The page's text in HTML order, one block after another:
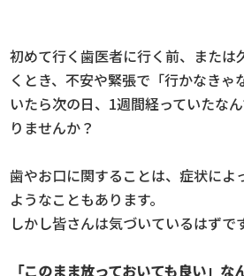
初めて行く歯医者に行く前、または
くとき、不安や緊張で「行かなき
いたら次の日、1週間経っていたな
りませんか？
歯やお口に関することは、症状によ
ようなこともあります。
しかし皆さんは気づいているはずで
「このまま放っておいても良い」な